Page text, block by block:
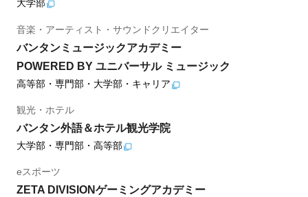
大学部
音楽・アーティスト・サウンドクリエイター
バンタンミュージックアカデミー
POWERED BY ユニバーサル ミュージック
高等部・専門部・大学部・キャリア
観光・ホテル
バンタン外語＆ホテル観光学院
大学部・専門部・高等部
eスポーツ
ZETA DIVISIONゲーミングアカデミー